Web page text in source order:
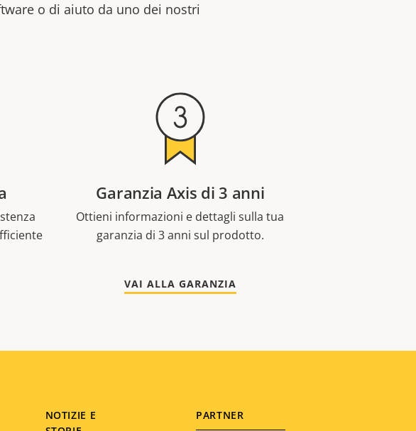
o di aiuto da uno dei nostri
Garanzia Axis di 3 anni
Ottieni informazioni e dettagli sulla tua
garanzia di 3 anni sul prodotto.
VAI ALLA GARANZIA
NOTIZIE E
PARTNER